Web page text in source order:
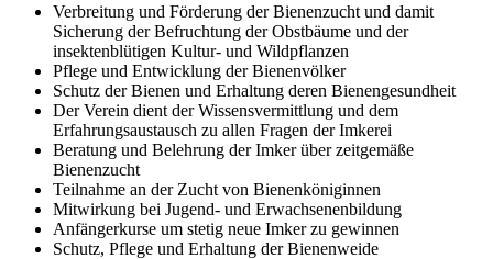
Verbreitung und Förderung der Bienenzucht und damit
Sicherung der Befruchtung der Obstbäume und der
insektenblütigen Kultur- und Wildpflanzen
Pflege und Entwicklung der Bienenvölker
Schutz der Bienen und Erhaltung deren Bienengesundheit
Der Verein dient der Wissensvermittlung und dem
Erfahrungsaustausch zu allen Fragen der Imkerei
Beratung und Belehrung der Imker über zeitgemäße
Bienenzucht
Teilnahme an der Zucht von Bienenköniginnen
Mitwirkung bei Jugend- und Erwachsenenbildung
Anfängerkurse um stetig neue Imker zu gewinnen
Schutz, Pflege und Erhaltung der Bienenweide